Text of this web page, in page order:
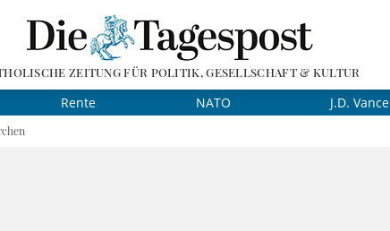
ZEITUNG FÜR POLITIK, GESELLSCHAFT & KULTUR
Rente NATO J.D. Vance